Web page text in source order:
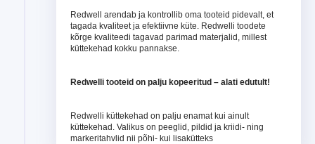
Redwell arendab ja kontrollib oma tooteid pidevalt, et
tagada kvaliteet ja efektiivne küte. Redwelli toodete
kõrge kvaliteedi tagavad parimad materjalid, millest
küttekehad kokku pannakse.
Redwelli tooteid on palju kopeeritud – alati edutult!
Redwelli küttekehad on palju enamat kui ainult
küttekehad. Valikus on peeglid, pildid ja kriidi- ning
markeritahvlid nii põhi- kui lisakütteks